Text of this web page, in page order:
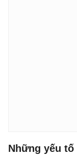
Những yếu